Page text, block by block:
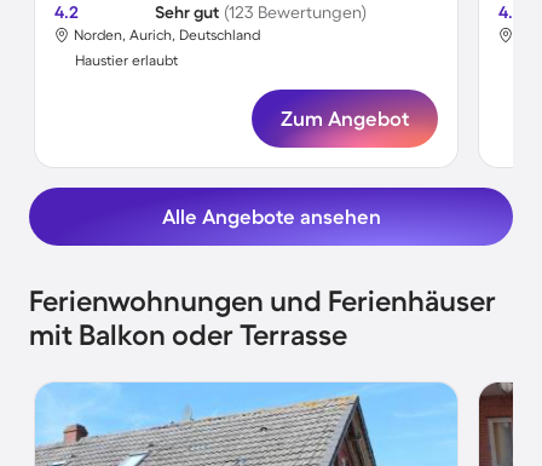
4.2 Sehr gut (123 Bewertungen)
Norden, Aurich, Deutschland
Haustier erlaubt
Zum Angebot
4.5
Alle Angebote ansehen
Ferienwohnungen und Ferienhäuser
mit Balkon oder Terrasse